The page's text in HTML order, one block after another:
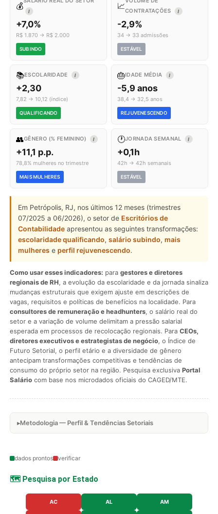
💰
I
+7,0%
R$ 1.870 → R$ 2.000
SUBINDO
📈CONTRATAÇÕES
I
-2,9%
34 → 33 admissões
ESTÁVEL
📚ESCOLARIDADE I
+2,30
7,82 → 10,12 (índice)
QUALIFICANDO
🎂IDADE MÉDIA I
-5,9 anos
38,4 → 32,5 anos
REJUVENESCENDO
👥GÊNERO (% FEMININO) I
+11,1 p.p.
78,8% mulheres no trimestre
MAIS MULHERES
🕐JORNADA SEMANAL I
+0,1h
42h → 42h semanais
ESTÁVEL
Em Petrópolis, RJ, nos últimos 12 meses (trimestres
07/2025 a 06/2026), o setor de Escritórios de
Contabilidade apresentou as seguintes transformações:
escolaridade qualificando, salário subindo, mais
mulheres e perfil rejuvenescendo.
Como usar esses indicadores: para gestores e diretores
regionais de RH, a evolução da escolaridade e da jornada sinaliza
mudanças estruturais que exigem ajuste em descrições de
vagas, requisitos e políticas de benefícios na localidade. Para
consultores de remuneração e headhunters, o salário real do
setor e a variação de volume delimitam a pressão salarial
esperada em processos de recolocação regionais. Para CEOs,
diretores executivos e estrategistas de negócio, o Índice de
Futuro Setorial, o perfil etário e a diversidade de gênero
antecipam transformações competitivas e tendências de
consumo do próprio setor na região. Pesquisa exclusiva Portal
Salário com base nos microdados oficiais do CAGED/MTE.
Metodologia — Perfil & Tendências Setoriais
dados prontos verificar
🗺️ Pesquisa por Estado
AC AL AM